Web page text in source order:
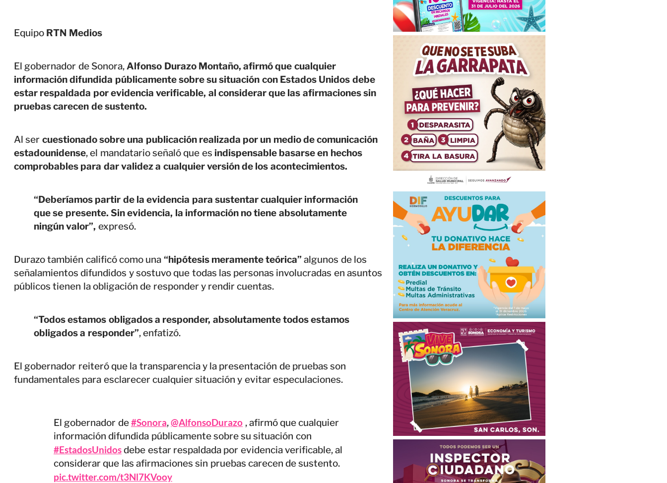
Equipo RTN Medios
El gobernador de Sonora,Alfonso Durazo Montaño, afirmó que cualquier
información difundida públicamente sobre su situación con Estados Unidos debe
estar respaldada por evidencia verificable, al considerar que las afirmaciones sin
pruebas carecen de sustento.
Al ser cuestionado sobre una publicación realizada por un medio de comunicación
estadounidense, el mandatario señaló que es indispensable basarse en hechos
comprobables para dar validez a cualquier versión de los acontecimientos.
“Deberíamos partir de la evidencia para sustentar cualquier información
que se presente. Sin evidencia, la información no tiene absolutamente
ningún valor”, expresó.
Durazo también calificó como una “hipótesis meramente teórica” algunos de los
señalamientos difundidos y sostuvo que todas las personas involucradas en asuntos
públicos tienen la obligación de responder y rendir cuentas.
“Todos estamos obligados a responder, absolutamente todos estamos
obligados a responder”, enfatizó.
El gobernador reiteró que la transparencia y la presentación de pruebas son
fundamentales para esclarecer cualquier situación y evitar especulaciones.
El gobernador de#Sonora,@AlfonsoDurazo , afirmó que cualquier
información difundida públicamente sobre su situación con
#EstadosUnidosdebe estar respaldada por evidencia verificable, al
considerar que las afirmaciones sin pruebas carecen de sustento.
pic.twitter.com/t3Nl7KVooy